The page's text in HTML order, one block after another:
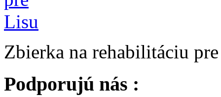
Zbierka na rehabilitáciu
Podporujú nás :